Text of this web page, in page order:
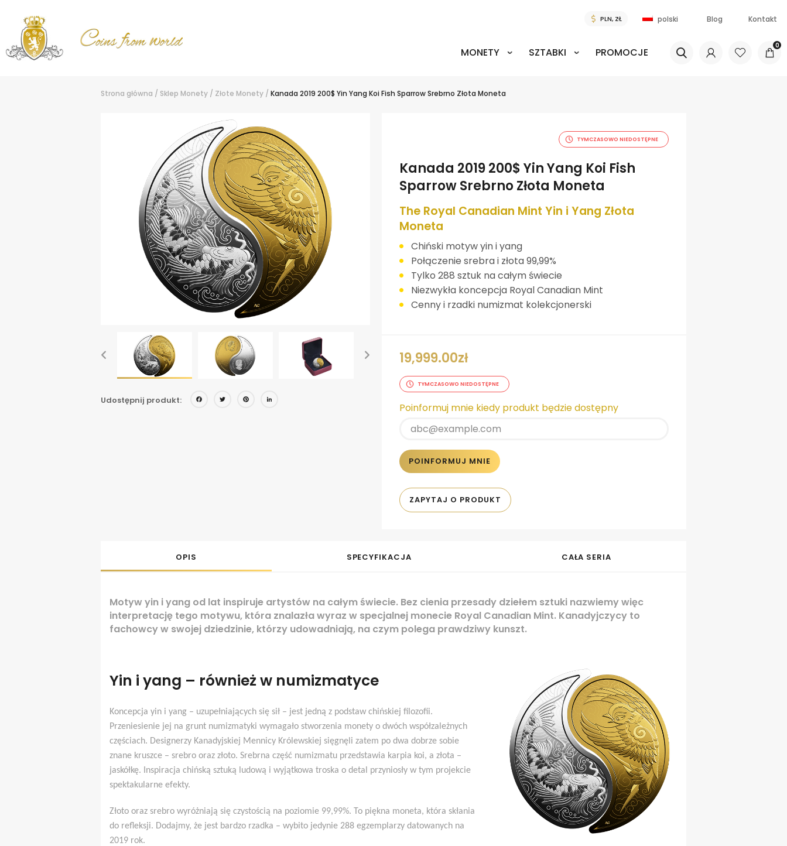
polski Blog Kontakt
MONETY SZTABKI PROMOCJE
0
Strona główna / Sklep Monety / Złote Monety / Kanada 2019 200$ Yin Yang Koi Fish Sparrow Srebrno Złota Moneta
Udostępnij produkt: Facebook
TwitterPinterest
TYMCZASOWO NIEDOSTĘPNE
Kanada 2019 200$ Yin Yang Koi Fish
Sparrow Srebrno Złota Moneta
The Royal Canadian Mint Yin i Yang Złota
Moneta
Chiński motyw yin i yang
Połączenie srebra i złota 99,99%
Tylko 288 sztuk na całym świecie
Niezwykła koncepcja Royal Canadian Mint
Cenny i rzadki numizmat kolekcjonerski
19,999.00zł
TYMCZASOWO NIEDOSTĘPNE
Poinformuj mnie kiedy produkt będzie dostępny
POINFORMUJ MNIE
ZAPYTAJ O PRODUKT
OPIS SPECYFIKACJA CAŁA SERIA
Motyw yin i yang od lat inspiruje artystów na całym świecie. Bez cienia przesady dziełem sztuki nazwiemy więc
interpretację tego motywu, która znalazła wyraz w specjalnej monecie Royal Canadian Mint. Kanadyjczycy to
fachowcy w swojej dziedzinie, którzy udowadniają, na czym polega prawdziwy kunszt.
Yin i yang – również w numizmatyce
Koncepcja yin i yang – uzupełniających się sił – jest jedną z podstaw chińskiej filozofii.
Przeniesienie jej na grunt numizmatyki wymagało stworzenia monety o dwóch współzależnych
częściach. Designerzy Kanadyjskiej Mennicy Królewskiej sięgnęli zatem po dwa dobrze sobie
znane kruszce – srebro oraz złoto. Srebrna część numizmatu przedstawia karpia koi, a złota –
jaskółkę. Inspiracja chińską sztuką ludową i wyjątkowa troska o detal przyniosły w tym projekcie
spektakularne efekty.
Złoto oraz srebro wyróżniają się czystością na poziomie 99,99%. To piękna moneta, która skłania
do refleksji. Dodajmy, że jest bardzo rzadka – wybito jedynie 288 egzemplarzy datowanych na
2019 rok.